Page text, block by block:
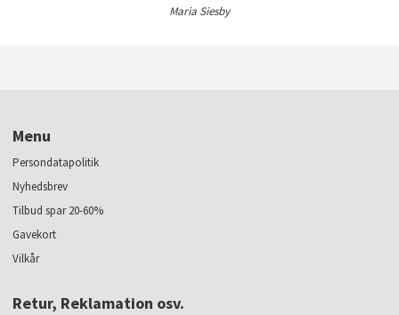
Maria Siesby
Menu
Persondatapolitik
Nyhedsbrev
Tilbud spar 20-60%
Gavekort
Vilkår
Retur, Reklamation osv.